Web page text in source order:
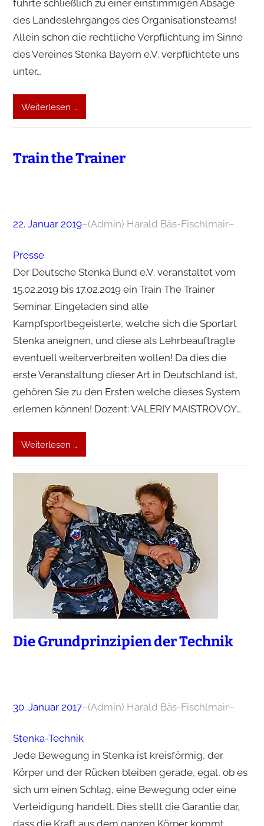
führte schließlich zu einer einstimmigen Absage
des Landeslehrganges des Organisationsteams!
Allein schon die rechtliche Verpflichtung im Sinne
des Vereines Stenka Bayern e.V. verpflichtete uns
unter…
Weiterlesen …
Train the Trainer
22. Januar 2019–(Admin) Harald Bäs-Fischlmair–
Presse
Der Deutsche Stenka Bund e.V. veranstaltet vom
15.02.2019 bis 17.02.2019 ein Train The Trainer
Seminar. Eingeladen sind alle
Kampfsportbegeisterte, welche sich die Sportart
Stenka aneignen, und diese als Lehrbeauftragte
eventuell weiterverbreiten wollen! Da dies die
erste Veranstaltung dieser Art in Deutschland ist,
gehören Sie zu den Ersten welche dieses System
erlernen können! Dozent: VALERIY MAISTROVOY…
Weiterlesen …
Die Grundprinzipien der Technik
30. Januar 2017–(Admin) Harald Bäs-Fischlmair–
Stenka-Technik
Jede Bewegung in Stenka ist kreisförmig, der
Körper und der Rücken bleiben gerade, egal, ob es
sich um einen Schlag, eine Bewegung oder eine
Verteidigung handelt. Dies stellt die Garantie dar,